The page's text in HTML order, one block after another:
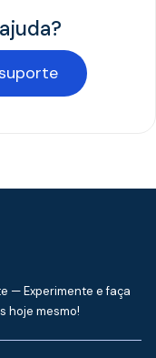
— Experimente e faça
hoje mesmo!